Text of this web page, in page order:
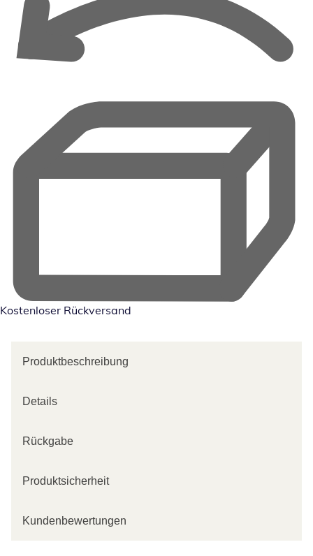
Kostenloser Rückversand
Produktbeschreibung
Details
Rückgabe
Produktsicherheit
Kundenbewertungen